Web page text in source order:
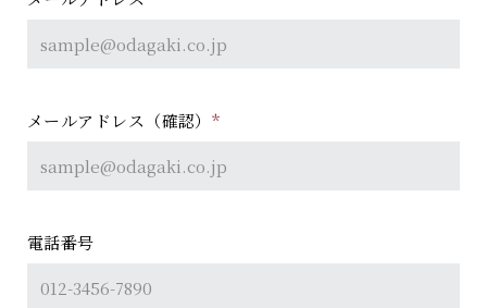
オンラインショップ
メールアドレス（確認） *
電話番号